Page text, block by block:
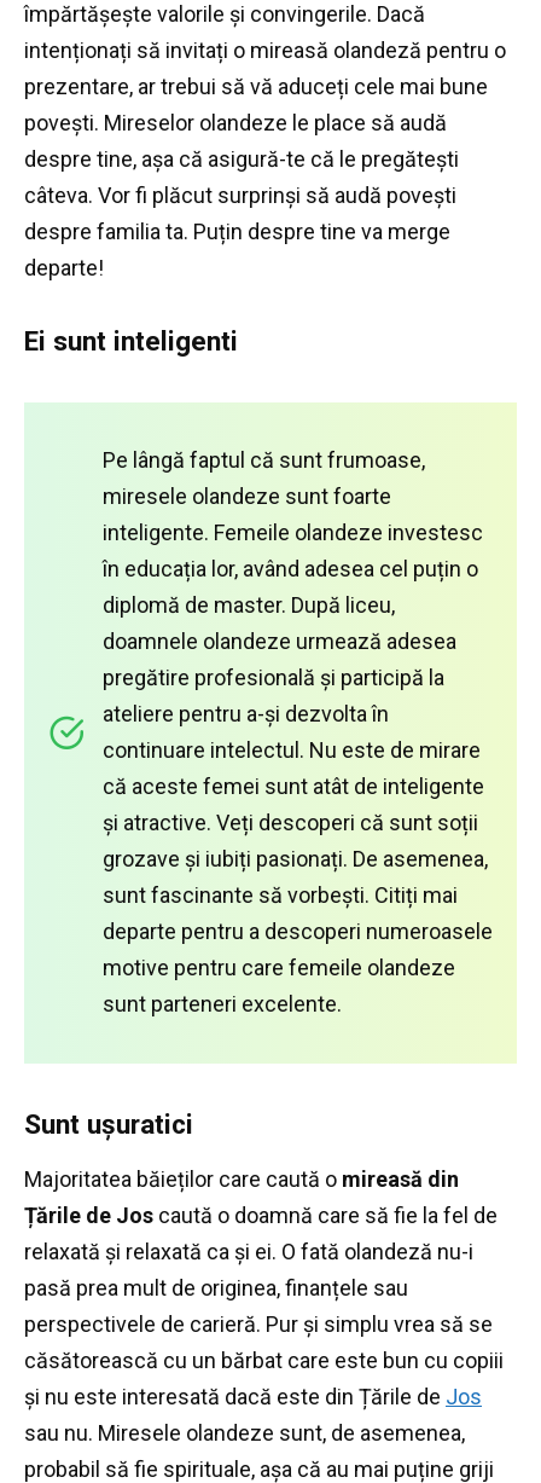
împărtășește valorile și convingerile. Dacă
intenționați să invitați o mireasă olandeză pentru o
prezentare, ar trebui să vă aduceți cele mai bune
povești. Mireselor olandeze le place să audă
despre tine, așa că asigură-te că le pregătești
câteva. Vor fi plăcut surprinși să audă povești
despre familia ta. Puțin despre tine va merge
departe!
Ei sunt inteligenti
Pe lângă faptul că sunt frumoase,
miresele olandeze sunt foarte
inteligente. Femeile olandeze investesc
în educația lor, având adesea cel puțin o
diplomă de master. După liceu,
doamnele olandeze urmează adesea
pregătire profesională și participă la
ateliere pentru a-și dezvolta în
continuare intelectul. Nu este de mirare
că aceste femei sunt atât de inteligente
și atractive. Veți descoperi că sunt soții
grozave și iubiți pasionați. De asemenea,
sunt fascinante să vorbești. Citiți mai
departe pentru a descoperi numeroasele
motive pentru care femeile olandeze
sunt parteneri excelente.
Sunt uşuratici
Majoritatea băieților care caută o mireasă din
Țările de Jos caută o doamnă care să fie la fel de
relaxată și relaxată ca și ei. O fată olandeză nu-i
pasă prea mult de originea, finanțele sau
perspectivele de carieră. Pur și simplu vrea să se
căsătorească cu un bărbat care este bun cu copiii
și nu este interesată dacă este din Țările de Jos
sau nu. Miresele olandeze sunt, de asemenea,
probabil să fie spirituale, așa că au mai puține griji